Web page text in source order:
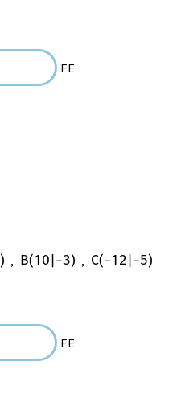
FE
) , B(10 −3) , C(−12 −5)
FE